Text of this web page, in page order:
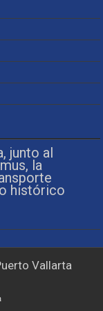
junto al
la
histórico
Vallarta